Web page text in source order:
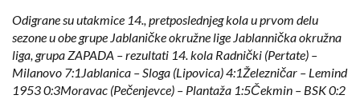
Odigrane su utakmice 14., pretposlednjeg kola u prvom delu
sezone u obe grupe Jablaničke okružne lige Jablannička okružna
liga, grupa ZAPADA – rezultati 14. kola Radnički (Pertate) –
Milanovo 7:1Jablanica – Sloga (Lipovica) 4:1Železničar – Lemind
1953 0:3Moravac (Pečenjevce) – Plantaža 1:5Čekmin – BSK 0:2